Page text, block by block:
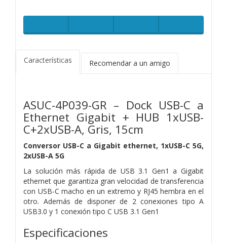
Características Recomendar a un amigo
ASUC-4P039-GR – Dock USB-C a
Ethernet Gigabit + HUB 1xUSB-
C+2xUSB-A, Gris, 15cm
Conversor USB-C a Gigabit ethernet, 1xUSB-C 5G,
2xUSB-A 5G
La solución más rápida de USB 3.1 Gen1 a Gigabit
ethernet que garantiza gran velocidad de transferencia
con USB-C macho en un extremo y RJ45 hembra en el
otro. Además de disponer de 2 conexiones tipo A
USB3.0 y 1 conexión tipo C USB 3.1 Gen1
Especificaciones